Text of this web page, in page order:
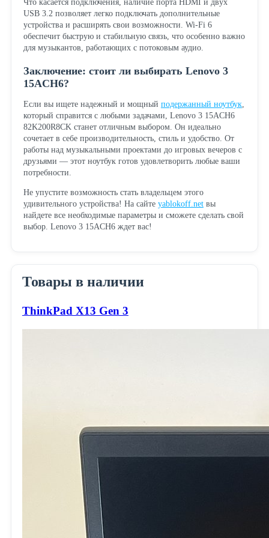
Что касается подключения, наличие порта HDMI и двух
USB 3.2 позволяет легко подключать дополнительные
устройства и расширять свои возможности. Wi-Fi 6
обеспечит быструю и стабильную связь, что особенно важно
для музыкантов, работающих с потоковым аудио.
Заключение: стоит ли выбирать Lenovo 3
15ACH6?
Если вы ищете надежный и мощный подержанный ноутбук,
который справится с любыми задачами, Lenovo 3 15ACH6
82K200R8CK станет отличным выбором. Он идеально
сочетает в себе производительность, стиль и удобство. От
работы над музыкальными проектами до игровых вечеров с
друзьями — этот ноутбук готов удовлетворить любые ваши
потребности.
Не упустите возможность стать владельцем этого
удивительного устройства! На сайте yablokoff.netвы
найдете все необходимые параметры и сможете сделать свой
выбор. Lenovo 3 15ACH6 ждет вас!
Товары в наличии
ThinkPad X13 Gen 3